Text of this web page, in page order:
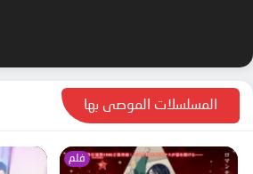
المسلسلات الموصى بها
فلم